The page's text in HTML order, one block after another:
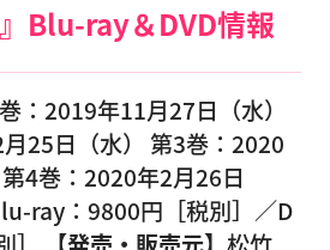
Blu-ray＆DVD情報
：2019年11月27日（水）
25日（水） 第3巻：2020
4巻：2020年2月26日
ray：9800円［税別］／D